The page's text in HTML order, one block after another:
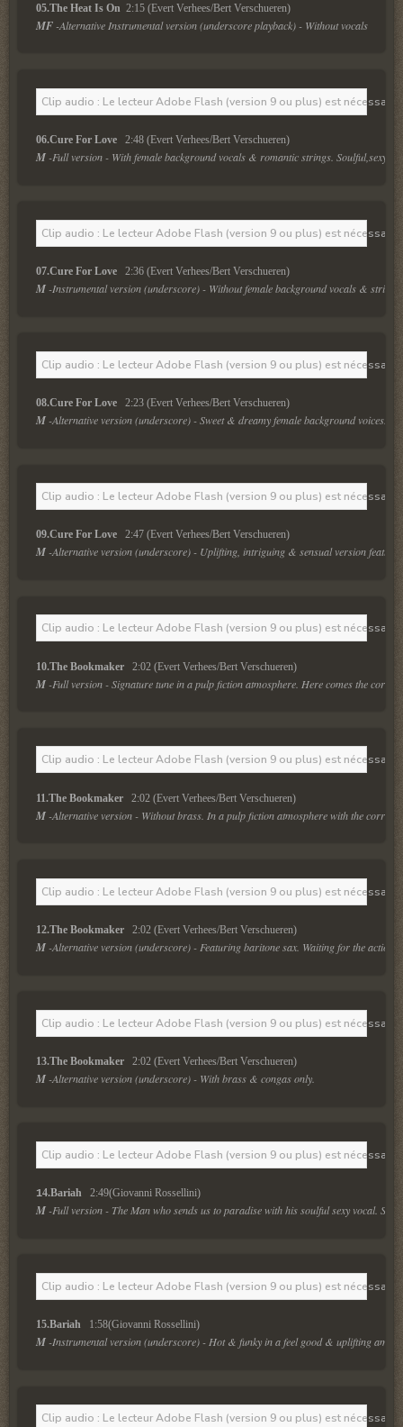
05.The Heat Is On 2:15 (Evert Verhees/Bert Verschueren)
MF -Alternative Instrumental version (underscore playback) - Without vocals
Clip audio : Le lecteur Adobe Flash (version 9 ou plus) est
06.Cure For Love 2:48 (Evert Verhees/Bert Verschueren)
M -Full version - With female background vocals & romantic strings. Soulful,sexy,
Clip audio : Le lecteur Adobe Flash (version 9 ou plus) est
07.Cure For Love 2:36 (Evert Verhees/Bert Verschueren)
M -Instrumental version (underscore) - Without female background vocals & strings.
Clip audio : Le lecteur Adobe Flash (version 9 ou plus) est
08.Cure For Love 2:23 (Evert Verhees/Bert Verschueren)
M -Alternative version (underscore) - Sweet & dreamy female background voices.
Clip audio : Le lecteur Adobe Flash (version 9 ou plus) est
09.Cure For Love 2:47 (Evert Verhees/Bert Verschueren)
M -Alternative version (underscore) - Uplifting, intriguing & sensual version
Clip audio : Le lecteur Adobe Flash (version 9 ou plus) est
10.The Bookmaker 2:02 (Evert Verhees/Bert Verschueren)
M -Full version - Signature tune in a pulp fiction atmosphere. Here comes the
Clip audio : Le lecteur Adobe Flash (version 9 ou plus) est
11.The Bookmaker 2:02 (Evert Verhees/Bert Verschueren)
M -Alternative version - Without brass. In a pulp fiction atmosphere with the corrupt
Clip audio : Le lecteur Adobe Flash (version 9 ou plus) est
12.The Bookmaker 2:02 (Evert Verhees/Bert Verschueren)
M -Alternative version (underscore) - Featuring baritone sax. Waiting for the action
Clip audio : Le lecteur Adobe Flash (version 9 ou plus) est
13.The Bookmaker 2:02 (Evert Verhees/Bert Verschueren)
M -Alternative version (underscore) - With brass & congas only.
Clip audio : Le lecteur Adobe Flash (version 9 ou plus) est
14.Bariah 2:49(Giovanni Rossellini)
M -Full version - The Man who sends us to paradise with his soulful sexy vocal.
Clip audio : Le lecteur Adobe Flash (version 9 ou plus) est
15.Bariah 1:58(Giovanni Rossellini)
M -Instrumental version (underscore) - Hot & funky in a feel good & uplifting
Clip audio : Le lecteur Adobe Flash (version 9 ou plus) est